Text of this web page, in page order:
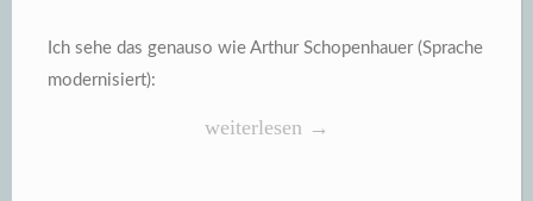
Ich sehe das genauso wie Arthur Schopenhauer (Sprache
modernisiert):
„Wir
weiterlesen →